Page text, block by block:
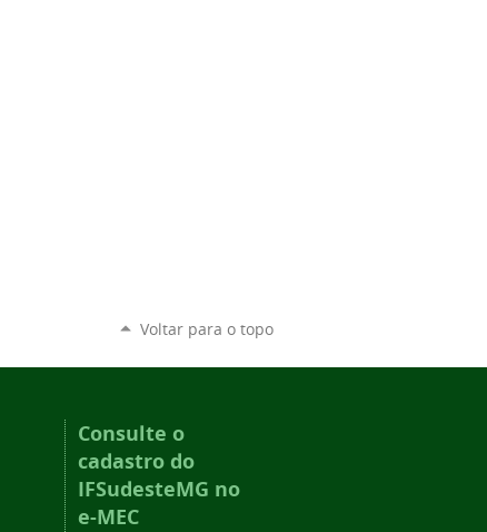
Voltar para o topo
Consulte o
cadastro do
IFSudesteMG no
e-MEC